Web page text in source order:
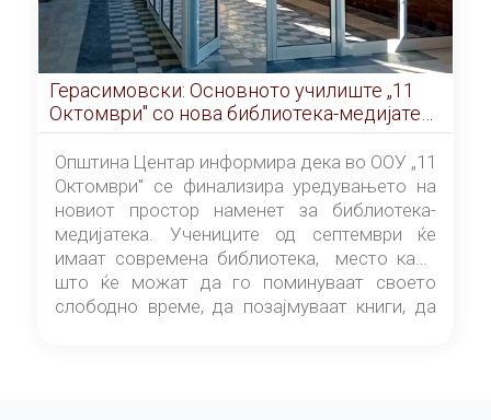
Герасимовски: Основното училиште „11
Октомври" со нова библиотека-медијатека
од септември
Општина Центар информира дека во ООУ „11
Октомври" се финализира уредувањето на
новиот простор наменет за библиотека-
медијатека. Учениците од септември ќе
имаат современа библиотека, место каде
што ќе можат да го поминуваат своето
слободно време, да позајмуваат книги, да